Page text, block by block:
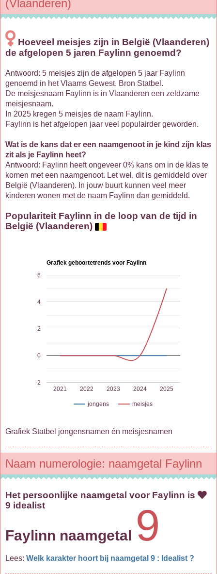
(Vlaanderen)
Hoeveel meisjes zijn in België (Vlaanderen)
de afgelopen 5 jaren Faylinn genoemd?
Antwoord: 5 meisjes zijn de afgelopen 5 jaar Faylinn
genoemd in het Vlaams Gewest. Bron Statbel.
De meisjesnaam Faylinn is in Vlaanderen een zeldzame
meisjesnaam.
In 2025 kregen 5 meisjes de naam Faylinn.
Faylinn is het afgelopen jaar veel populairder geworden.
Wat is de kans dat er een naamgenoot in je kind zijn klas
zit als je Faylinn heet?
Antwoord: Faylinn heeft ongeveer 0% kans om in de klas te
komen met een naamgenoot. Let wel, dit is gemiddeld over
België (Vlaanderen). In jouw buurt kunnen veel meer
kinderen wonen met de naam Faylinn dan gemiddeld.
Populariteit Faylinn in de loop van de tijd in
België (Vlaanderen)
Grafiek geboortetrends voor Faylinn
jongens meisjes
2021 2022 2023 2024 2025
-2
0
2
4
6
Grafiek Statbel jongensnamen én meisjesnamen
Naam numerologie: naamgetal Faylinn
Het persoonlijke naamgetal voor Faylinn is
9 idealist
Faylinn naamgetal 9
Lees: Welk karakter hoort bij naamgetal 9 : Idealist ?